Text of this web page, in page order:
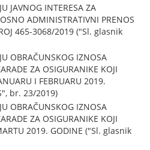
JAVNOG INTERESA ZA
ADMINISTRATIVNI PRENOS
465-3068/2019 ("Sl. glasnik
OBRAČUNSKOG IZNOSA
ZA OSIGURANIKE KOJI
I FEBRUARU 2019.
br. 23/2019)
OBRAČUNSKOG IZNOSA
ZA OSIGURANIKE KOJI
2019. GODINE ("Sl. glasnik